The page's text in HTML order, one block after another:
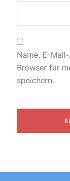
Name, E-
Browser für
speichern.